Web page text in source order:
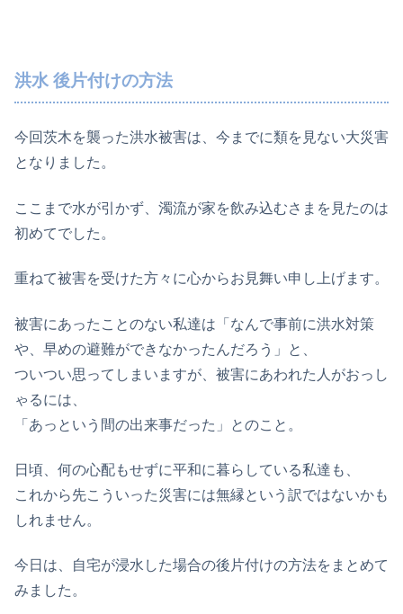
洪水 後片付けの方法
今回茨木を襲った洪水被害は、今までに類を見ない大災害
となりました。
ここまで水が引かず、濁流が家を飲み込むさまを見たのは
初めてでした。
重ねて被害を受けた方々に心からお見舞い申し上げます。
被害にあったことのない私達は「なんで事前に洪水対策
や、早めの避難ができなかったんだろう」と、
ついつい思ってしまいますが、被害にあわれた人がおっし
ゃるには、
「あっという間の出来事だった」とのこと。
日頃、何の心配もせずに平和に暮らしている私達も、
これから先こういった災害には無縁という訳ではないかも
しれません。
今日は、自宅が浸水した場合の後片付けの方法をまとめて
みました。